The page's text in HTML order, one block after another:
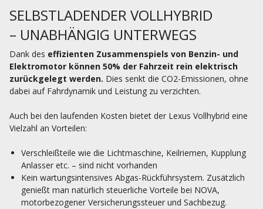
SELBSTLADENDER VOLLHYBRID
– UNABHÄNGIG UNTERWEGS
Dank des effizienten Zusammenspiels von Benzin- und
Elektromotor können 50% der Fahrzeit rein elektrisch
zurückgelegt werden. Dies senkt die CO2-Emissionen, ohne
dabei auf Fahrdynamik und Leistung zu verzichten.
Auch bei den laufenden Kosten bietet der Lexus Vollhybrid eine
Vielzahl an Vorteilen:
Verschleißteile wie die Lichtmaschine, Keilriemen, Kupplung
Anlasser etc. – sind nicht vorhanden
Kein wartungsintensives Abgas-Rückführsystem. Zusätzlich
genießt man natürlich steuerliche Vorteile bei NOVA,
motorbezogener Versicherungssteuer und Sachbezug.